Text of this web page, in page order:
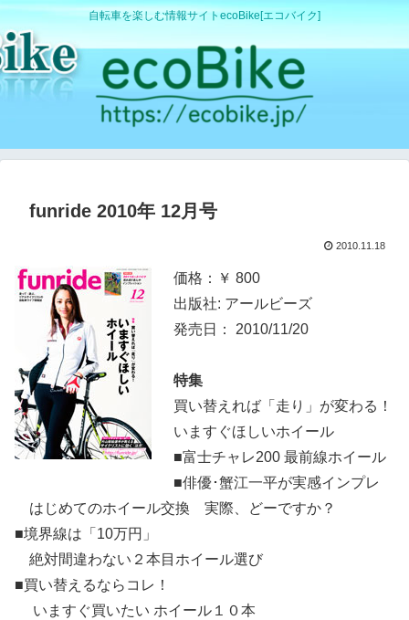
自転車を楽しむ情報サイトecoBike[エコバイク]
funride 2010年 12月号
2010.11.18
価格：￥ 800
出版社: アールビーズ
発売日： 2010/11/20
特集
買い替えれば「走り」が変わる！
いますぐほしいホイール
■富士チャレ200 最前線ホイール
■俳優･蟹江一平が実感インプレ
はじめてのホイール交換 実際、どーですか？
■境界線は「10万円」
絶対間違わない２本目ホイール選び
■買い替えるならコレ！
いますぐ買いたい ホイール１０本